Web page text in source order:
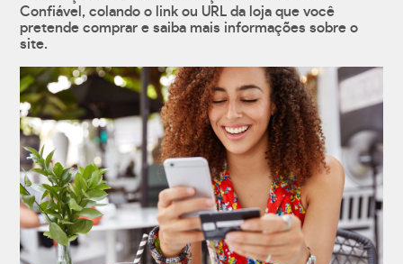
Confiável, colando o link ou URL da loja que você
pretende comprar e saiba mais informações sobre o
site.